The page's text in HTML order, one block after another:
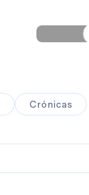
Crónicas